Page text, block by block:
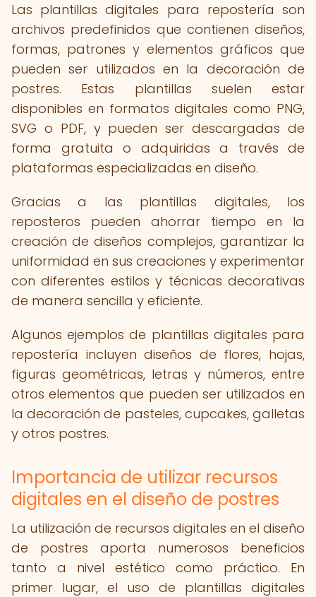
Las plantillas digitales para repostería son
archivos predefinidos que contienen diseños,
formas, patrones y elementos gráficos que
pueden ser utilizados en la decoración de
postres. Estas plantillas suelen estar
disponibles en formatos digitales como PNG,
SVG o PDF, y pueden ser descargadas de
forma gratuita o adquiridas a través de
plataformas especializadas en diseño.
Gracias a las plantillas digitales, los
reposteros pueden ahorrar tiempo en la
creación de diseños complejos, garantizar la
uniformidad en sus creaciones y experimentar
con diferentes estilos y técnicas decorativas
de manera sencilla y eficiente.
Algunos ejemplos de plantillas digitales para
repostería incluyen diseños de flores, hojas,
figuras geométricas, letras y números, entre
otros elementos que pueden ser utilizados en
la decoración de pasteles, cupcakes, galletas
y otros postres.
Importancia de utilizar recursos
digitales en el diseño de postres
La utilización de recursos digitales en el diseño
de postres aporta numerosos beneficios
tanto a nivel estético como práctico. En
primer lugar, el uso de plantillas digitales